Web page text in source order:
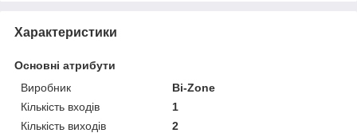
Характеристики
Основні атрибути
Виробник
Bi-Zone
Кількість входів
1
Кількість виходів
2